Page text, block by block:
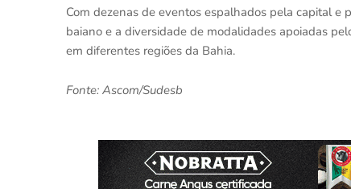
Com dezenas de eventos espalhados pela capital e
baiano e a diversidade de modalidades apoiadas
em diferentes regiões da Bahia.
Fonte: Ascom/Sudesb